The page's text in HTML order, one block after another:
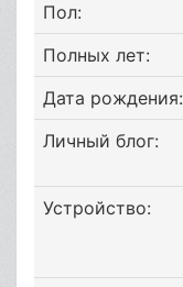
Пол:
Полных лет:
Дата рождения:
Личный блог:
Устройство: